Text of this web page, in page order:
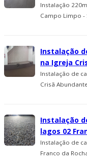
Instalação
Campo Limpo -
Instalação
na Igreja
Instalação de
Crisã
Instalação
lagos 02
Instalação de
Franco da